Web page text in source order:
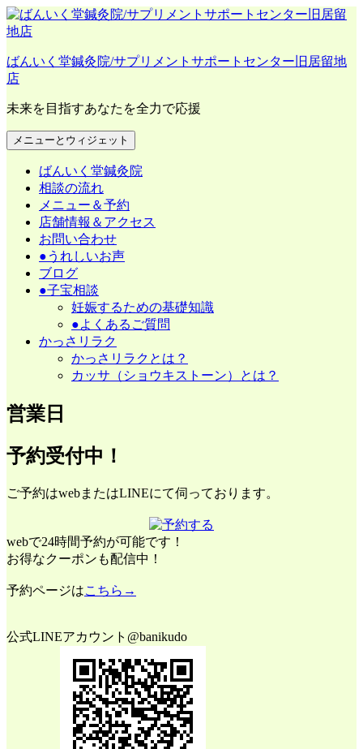
コ
ン
ン
ツ
へ
ス
キ
ッ
ばんいく堂鍼灸院/サプリメントサポートセンター旧居留地
店
未来を目指すあなたを全力で応援
メニューとウィジェット
ばんいく堂鍼灸院
相談の流れ
メニュー＆予約
店舗情報＆アクセス
お問い合わせ
●うれしいお声
ブログ
●子宝相談
妊娠するための基礎知識
●よくあるご質問
かっさリラク
かっさリラクとは？
カッサ（ショウキストーン）とは？
営業日
予約受付中！
ご予約はwebまたはLINEにて伺っております。
webで24時間予約が可能です！
お得なクーポンも配信中！
予約ページはこちら→
公式LINEアカウント@banikudo